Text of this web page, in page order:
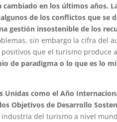
en los últimos años.
de los conflictos que se
gestión insostenible de los
sin embargo la cifra del
que el turismo produce
de paradigma o lo que es lo
Unidas como el Año
Objetivos de Desarrollo
del turismo a nivel